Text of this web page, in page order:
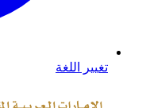
تغيير اللغة